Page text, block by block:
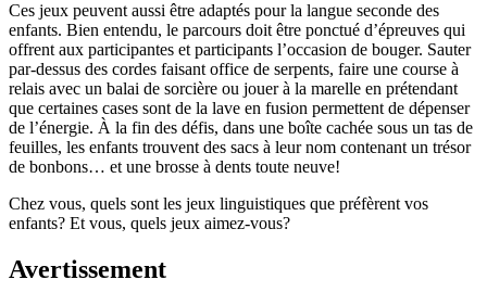
Ces jeux peuvent aussi être adaptés pour la langue seconde des
enfants. Bien entendu, le parcours doit être ponctué d’épreuves qui
offrent aux participantes et participants l’occasion de bouger. Sauter
par-dessus des cordes faisant office de serpents, faire une course à
relais avec un balai de sorcière ou jouer à la marelle en prétendant
que certaines cases sont de la lave en fusion permettent de dépenser
de l’énergie. À la fin des défis, dans une boîte cachée sous un tas de
feuilles, les enfants trouvent des sacs à leur nom contenant un trésor
de bonbons… et une brosse à dents toute neuve!
Chez vous, quels sont les jeux linguistiques que préfèrent vos
enfants? Et vous, quels jeux aimez-vous?
Avertissement